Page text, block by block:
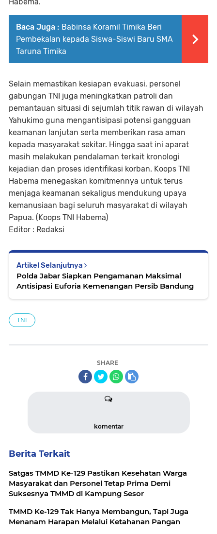
Baca Juga : Babinsa Koramil Timika Beri
Pembekalan kepada Siswa-Siswi Baru SMA
Taruna Timika
Selain memastikan kesiapan evakuasi, personel
gabungan TNI juga meningkatkan patroli dan
pemantauan situasi di sejumlah titik rawan di wilayah
Yahukimo guna mengantisipasi potensi gangguan
keamanan lanjutan serta memberikan rasa aman
kepada masyarakat sekitar. Hingga saat ini aparat
masih melakukan pendalaman terkait kronologi
kejadian dan proses identifikasi korban. Koops TNI
Habema menegaskan komitmennya untuk terus
menjaga keamanan sekaligus mendukung upaya
kemanusiaan bagi seluruh masyarakat di wilayah
Papua. (Koops TNI Habema)
Editor : Redaksi
Artikel Selanjutnya
Polda Jabar Siapkan Pengamanan Maksimal
Antisipasi Euforia Kemenangan Persib Bandung
TNI
SHARE
komentar
Berita Terkait
Satgas TMMD Ke-129 Pastikan Kesehatan Warga
Masyarakat dan Personel Tetap Prima Demi
Suksesnya TMMD di Kampung Sesor
TMMD Ke-129 Tak Hanya Membangun, Tapi Juga
Menanam Harapan Melalui Ketahanan Pangan